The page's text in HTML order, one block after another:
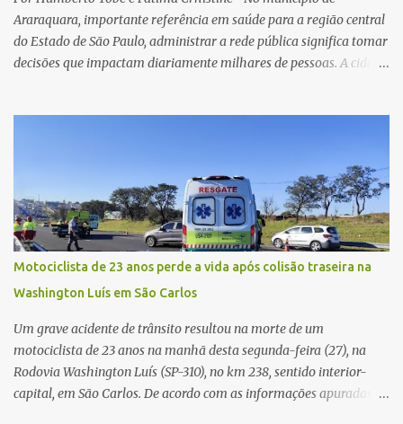
resposta. Na segunda-fe...
Araraquara, importante referência em saúde para a região central
do Estado de São Paulo, administrar a rede pública significa tomar
decisões que impactam diariamente milhares de pessoas. A cidade
o Sistema Único de Saúde (SUS). Nos últimos anos, o Governo
Federal tem ampliado investimentos destinados ao fortalecimento
da atenção básica, da infraestrutura hospitalar e da
regionalização dos serviços de saúde. Entretanto, em um cenário
de demandas crescentes e recursos necessariamente limitados, a
principal missão da gestão pública não é apenas investir mais,
mas decidir melhor onde investir para produzir o maior benefício
possível à população. Essa reflexão encontra respaldo tanto na
teoria da admini...
Motociclista de 23 anos perde a vida após colisão traseira na
Washington Luís em São Carlos
Um grave acidente de trânsito resultou na morte de um
motociclista de 23 anos na manhã desta segunda-feira (27), na
Rodovia Washington Luís (SP-310), no km 238, sentido interior-
capital, em São Carlos. De acordo com as informações apuradas no